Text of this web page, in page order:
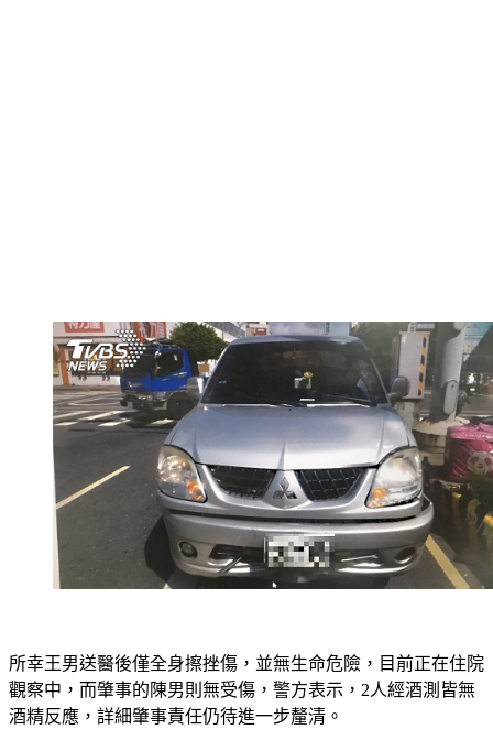
所幸王男送醫後僅全身擦挫傷，並無生命危險，目前正在住院
觀察中，而肇事的陳男則無受傷，警方表示，2人經酒測皆無